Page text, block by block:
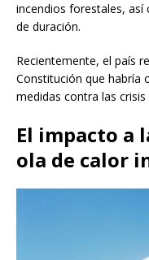
incendios forestales, así
de duración.
Recientemente, el país
Constitución que habría
medidas contra las
El impacto a
ola de calor